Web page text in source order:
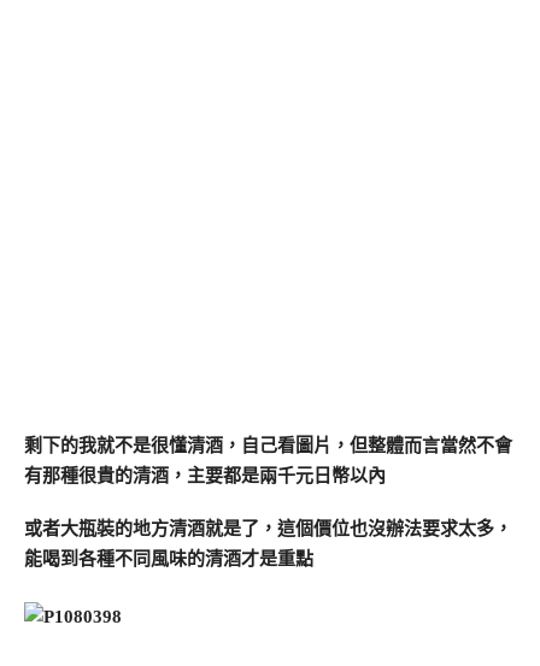
剩下的我就不是很懂清酒，自己看圖片，但整體而言當然不會
有那種很貴的清酒，主要都是兩千元日幣以內
或者大瓶裝的地方清酒就是了，這個價位也沒辦法要求太多，
能喝到各種不同風味的清酒才是重點